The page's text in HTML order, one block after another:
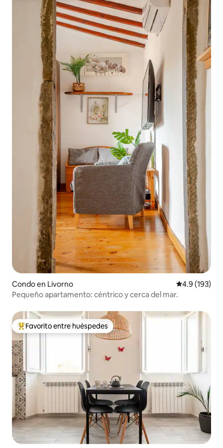
Condo en Livorno Calificación
4.9 (193)
Pequeño apartamento: céntrico y cerca del mar.
Favorito entre huéspedes preferido
Favorito entre huéspedes